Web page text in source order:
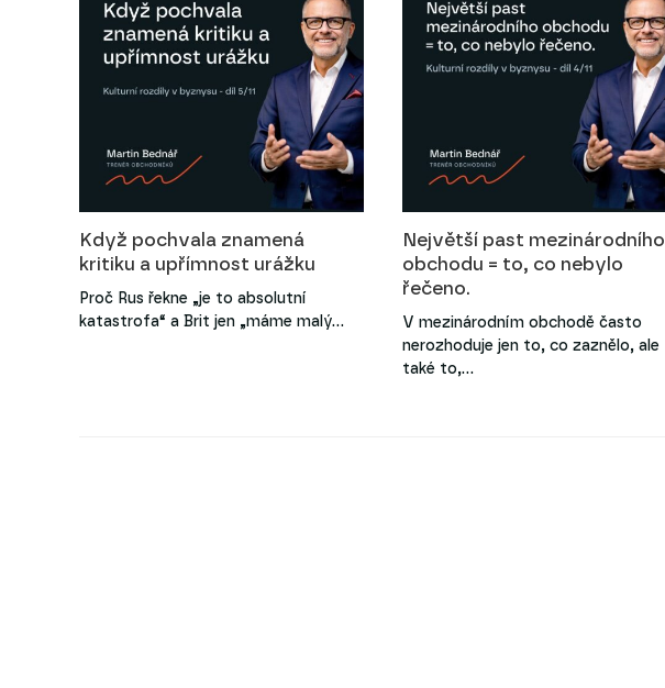
Když pochvala znamená
kritiku a upřímnost urážku
Proč Rus řekne „je to absolutní
katastrofa“ a Brit jen „máme malý…
Největší past mezinárodního
obchodu = to, co nebylo
řečeno.
V mezinárodním obchodě často
nerozhoduje jen to, co zaznělo, ale
také to,…